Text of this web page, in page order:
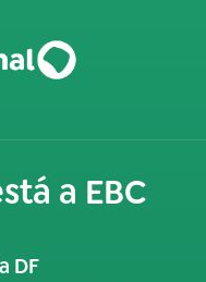
a EBC
DF